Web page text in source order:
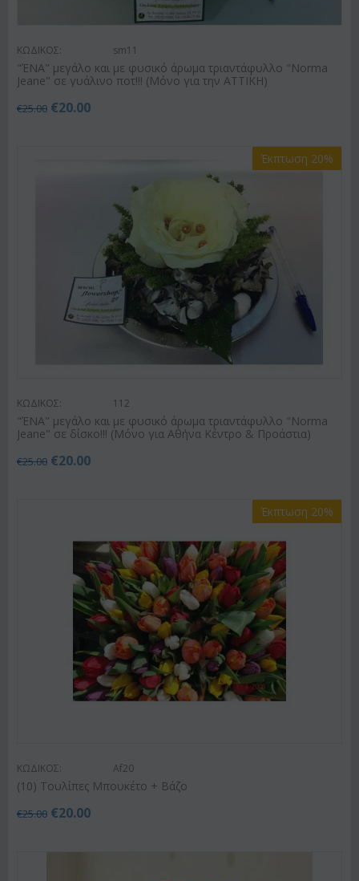
ΚΩΔΙΚΟΣ: sm11
"ΈΝΑ" μεγάλο και με φυσικό άρωμα τριαντάφυλλο "Norma
Jeane" σε γυάλινο ποτ!!! (Μόνο για την ΑΤΤΙΚΗ)
€25.00 €20.00
Έκπτωση 20%
ΚΩΔΙΚΟΣ: 112
"ΈΝΑ" μεγάλο και με φυσικό άρωμα τριαντάφυλλο "Norma
Jeane" σε δίσκο!!! (Μόνο για Αθήνα Κέντρο & Προάστια)
€25.00 €20.00
Έκπτωση 20%
ΚΩΔΙΚΟΣ: Af20
(10) Τουλίπες Μπουκέτο + Βάζο
€25.00 €20.00